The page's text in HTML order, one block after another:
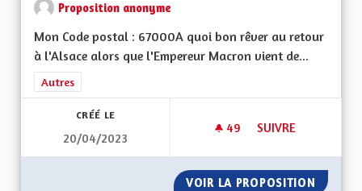
Proposition anonyme
Mon Code postal : 67000A quoi bon rêver au retour
à l'Alsace alors que l'Empereur Macron vient de...
Filtrer les résultats de la catégorie : Autres
Autres
CRÉÉ LE
20/04/2023
49 49 ABONNÉS
SUIVRE
VOIR LA PROPOSITION A